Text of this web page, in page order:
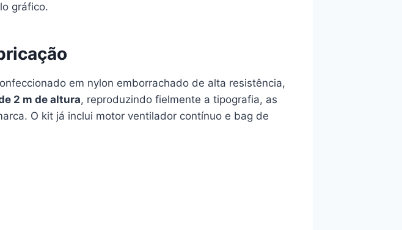
gráfico.
em nylon emborrachado de alta resistência,
2 m de altura, reproduzindo fielmente a tipografia, as
O kit já inclui motor ventilador contínuo e bag de